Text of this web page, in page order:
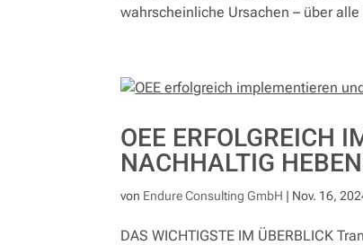
wahrscheinliche Ursachen – über
OEE ERFOLGREICH
NACHHALTIG
von Endure Consulting GmbH | Nov. 16,
DAS WICHTIGSTE IM ÜBERBLICK